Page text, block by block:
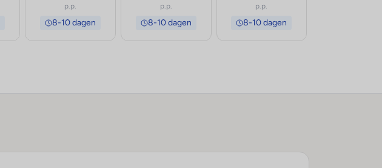
p.p.
8-10 dagen
p.p.
8-10 dagen
p.p.
8-10 dagen